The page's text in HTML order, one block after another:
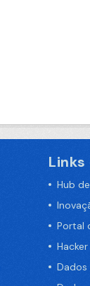
Hub
Portal
Dados